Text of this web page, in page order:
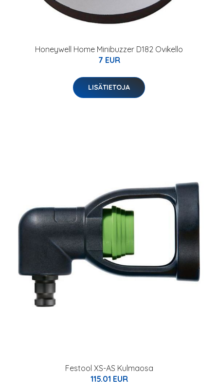
Honeywell Home Minibuzzer D182 Ovikello
7 EUR
LISÄTIETOJA
Festool XS-AS Kulmaosa
115.01 EUR